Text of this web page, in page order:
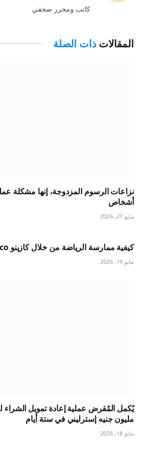
كاتب ومحرر صحفي
المقالات ذات الصلة
نزاعات الرسوم المزدوجة، إنها مشكلة
أشخاص
مايو 27, 2026
كيفية ممارسة الرياضة من خلال كازينو Pinco عبر الإنترنت
مايو 19, 2026
مليون جنيه إسترليني في ستة أيام
مايو 18, 2026